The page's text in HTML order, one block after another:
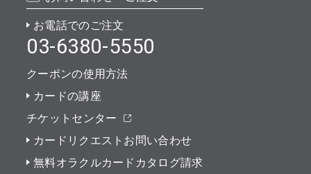
お電話でのご注文
03-6380-5550
クーポンの使用方法
カードの講座
チケットセンター
カードリクエストお問い合わせ
無料オラクルカードカタログ請求